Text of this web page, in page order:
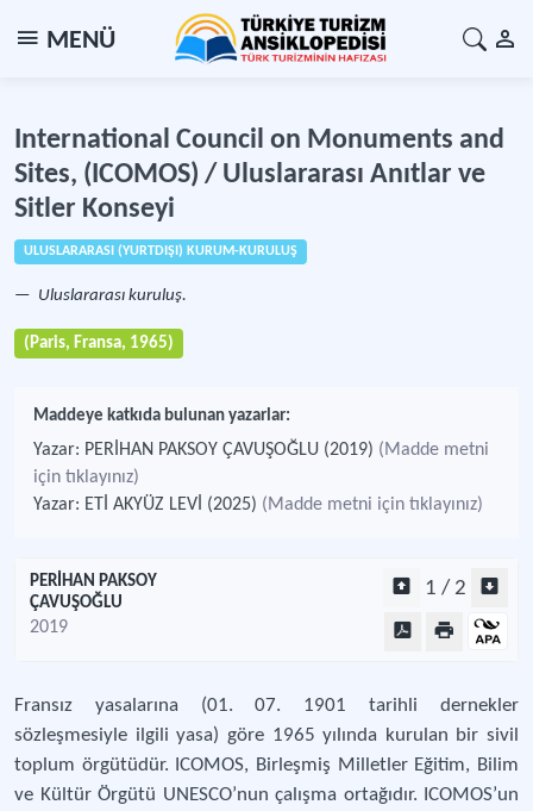
MENÜ
International Council on Monuments and
Sites, (ICOMOS) / Uluslararası Anıtlar ve
Sitler Konseyi
ULUSLARARASI (YURTDIŞI) KURUM-KURULUŞ
Uluslararası kuruluş.
(Paris, Fransa, 1965)
Maddeye katkıda bulunan yazarlar:
Yazar: PERİHAN PAKSOY ÇAVUŞOĞLU (2019) (Madde metni
için tıklayınız)
Yazar: ETİ AKYÜZ LEVİ (2025) (Madde metni için tıklayınız)
PERİHAN PAKSOY
ÇAVUŞOĞLU
2019
1 / 2
Fransız yasalarına (01. 07. 1901 tarihli dernekler
sözleşmesiyle ilgili yasa) göre 1965 yılında kurulan bir sivil
toplum örgütüdür. ICOMOS, Birleşmiş Milletler Eğitim, Bilim
ve Kültür Örgütü UNESCO’nun çalışma ortağıdır. ICOMOS’un